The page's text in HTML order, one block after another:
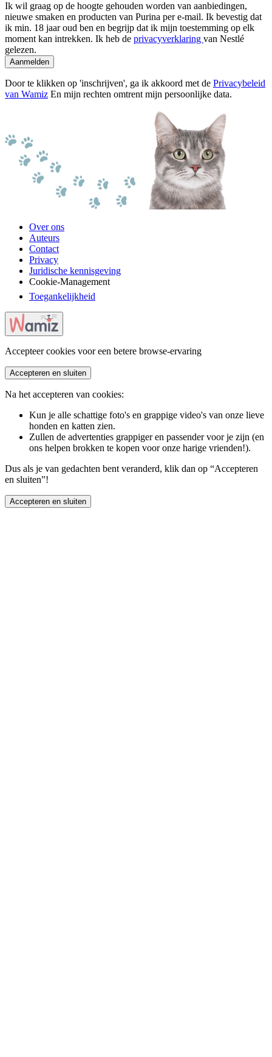
Ik wil graag op de hoogte gehouden worden van aanbiedingen,
nieuwe smaken en producten van Purina per e-mail. Ik bevestig dat
ik min. 18 jaar oud ben en begrijp dat ik mijn toestemming op elk
moment kan intrekken. Ik heb de privacyverklaring van Nestlé
gelezen.
Aanmelden
Door te klikken op 'inschrijven', ga ik akkoord met de Privacybeleid
van Wamiz En mijn rechten omtrent mijn persoonlijke data.
Over ons
Auteurs
Contact
Privacy
Juridische kennisgeving
Cookie-Management
Toegankelijkheid
Accepteer cookies voor een betere browse-ervaring
Accepteren en sluiten
Na het accepteren van cookies:
Kun je alle schattige foto's en grappige video's van onze lieve
honden en katten zien.
Zullen de advertenties grappiger en passender voor je zijn (en
ons helpen brokken te kopen voor onze harige vrienden!).
Dus als je van gedachten bent veranderd, klik dan op “Accepteren
en sluiten”!
Accepteren en sluiten